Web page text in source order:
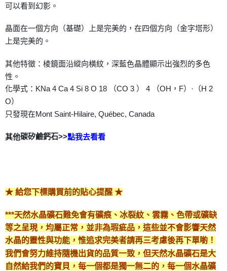
可以看到幻影。
晶面在一個方向（基礎）上是完美的，在四個方向（金字塔形）
上是完美的。
其他特徵：棱鏡面沿縱向橫紋，深藍色晶體顯示出強烈的多色
性。
化學式：KNa 4 Ca 4 Si 8 O 18 （CO 3 ） 4 （OH，F）·（H 2
O）
只發現在Mont Saint-Hilaire, Québec, Canada
其他碳矽鹼鈣石>>點我去看看
★ 給您下標購買前的貼心提醒 ★
***天然水晶礦石難免會有礦痕、冰裂紋、雲霧、色帶或礦缺
等之呈現，均屬正常，並非為瑕疵品，這些並不會影響天然
水晶的靈性與功能，惟追求完美者請再三考慮後再下單喲！
我們會努力維持隨機出貨的品質一致，但天然水晶礦石是大
自然給我們的寶貝，每一個都是獨一無二的，每一個水晶礦